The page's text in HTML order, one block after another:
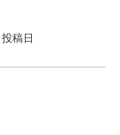
投稿日